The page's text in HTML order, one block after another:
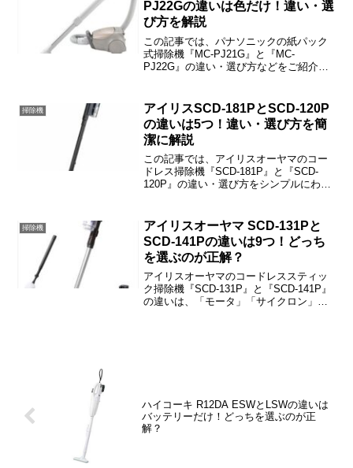
PJ22Gの違いは色だけ！違い・選
び方を解説
この記事では、パナソニックの紙パック
式掃除機『MC-PJ21G』と『MC-
PJ22G』の違い・選び方などをご紹介し
属品などの違いはありません。
掃除機
アイリスSCD-181PとSCD-120P
の違いは5つ！違い・選び方を簡
潔に解説
この記事では、アイリスオーヤマのコー
ドレス掃除機『SCD-181P』と『SCD-
120P』の違い・選び方をシンプルにわか
掃除機
アイリスオーヤマ SCD-131Pと
SCD-141Pの違いは9つ！どっち
を選ぶのが正解？
アイリスオーヤマのコードレススティッ
ク掃除機『SCD-131P』と『SCD-141P』
の違いは、「モータ」「サイクロン」
ハイコーキ R12DA ESWとLSWの違いは
バッテリーだけ！どっちを選ぶのが正
解？